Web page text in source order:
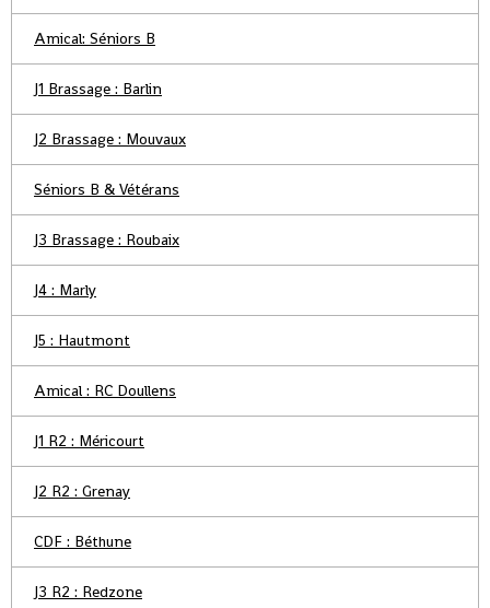
Amical: Séniors B
J1 Brassage : Barlin
J2 Brassage : Mouvaux
Séniors B & Vétérans
J3 Brassage : Roubaix
J4 : Marly
J5 : Hautmont
Amical : RC Doullens
J1 R2 : Méricourt
J2 R2 : Grenay
CDF : Béthune
J3 R2 : Redzone